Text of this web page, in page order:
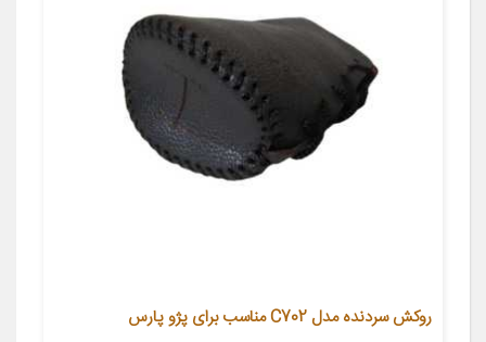
روکش سردنده مدل C702 مناسب برای پژو پارس